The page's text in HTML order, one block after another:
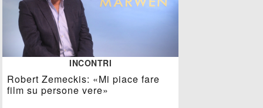
INCONTRI
Robert Zemeckis: «Mi piace fare
film su persone vere»